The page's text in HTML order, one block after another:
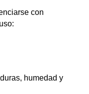
con
humedad y